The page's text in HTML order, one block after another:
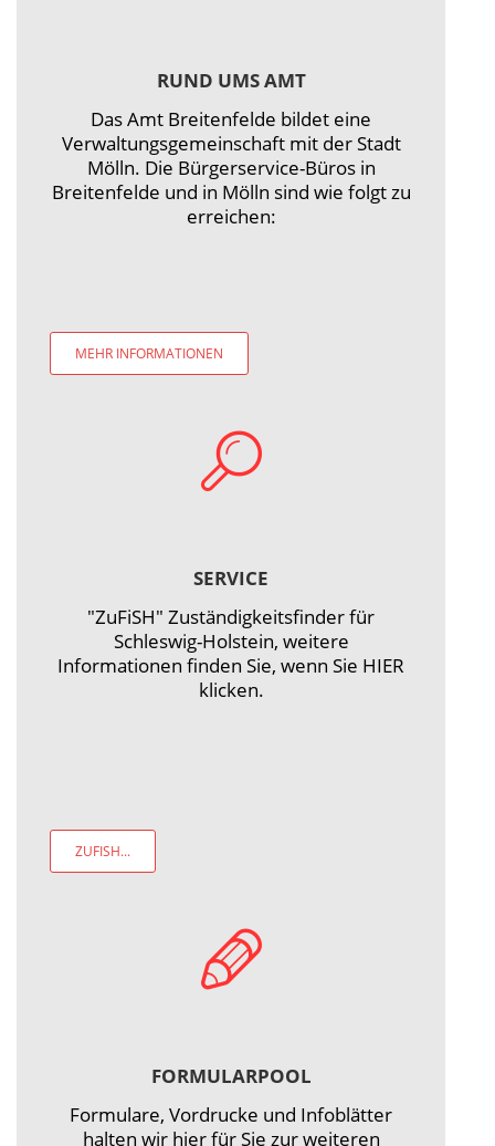
RUND UMS AMT
Das Amt Breitenfelde bildet eine
Verwaltungsgemeinschaft mit der Stadt
Mölln. Die Bürgerservice-Büros in
Breitenfelde und in Mölln sind wie folgt zu
erreichen:
MEHR INFORMATIONEN
SERVICE
"ZuFiSH" Zuständigkeitsfinder für
Schleswig-Holstein, weitere
Informationen finden Sie, wenn Sie HIER
klicken.
ZUFISH...
FORMULARPOOL
Formulare, Vordrucke und Infoblätter
halten wir hier für Sie zur weiteren